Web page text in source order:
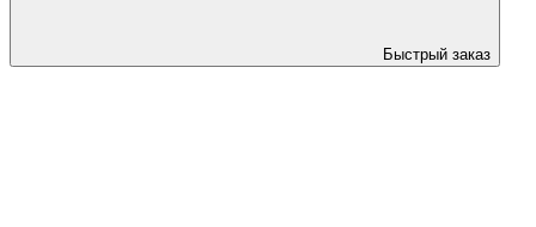
Быстрый заказ